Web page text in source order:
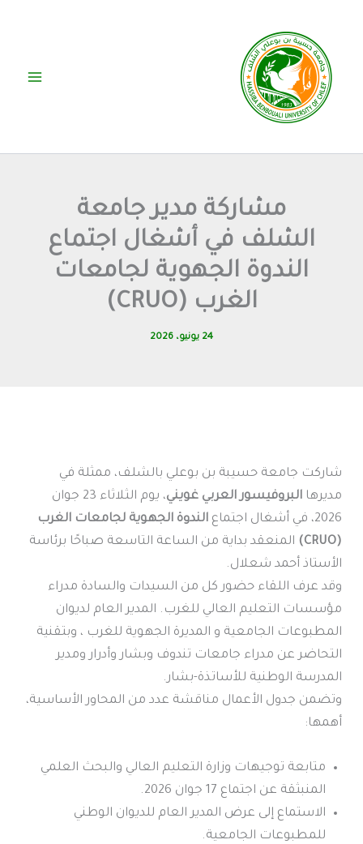
المحتوى
مشاركة مدير جامعة
الشلف في أشغال اجتماع
الندوة الجهوية لجامعات
الغرب (CRUO)
24 يونيو، 2026
شاركت جامعة حسيبة بن بوعلي بالشلف، ممثلة في
مديرهاالبروفيسور العربي غويني
، يوم الثلاثاء 23 جوان
2026، في أشغال اجتماع
الندوة الجهوية لجامعات الغرب
(CRUO)
المنعقد بداية من الساعة التاسعة صباحًا برئاسة
الأستاذ أحمد شعلال.
وقد عرف اللقاء حضور كل من السيدات والسادة مدراء
مؤسسات التعليم العالي للغرب. المدير العام لديوان
المطبوعات الجامعية و المديرة الجهوية للغرب ، وبتقنية
التحاضر عن مدراء جامعات تندوف وبشار وأدرار ومدير
المدرسة الوطنية للأساتذة-بشار.
وتضمن جدول الأعمال مناقشة عدد من المحاور الأساسية،
أهمها:
متابعة توجيهات وزارة التعليم العالي والبحث العلمي
المنبثقة عن اجتماع 17 جوان 2026.
الاستماع إلى عرض المدير العام للديوان الوطني
للمطبوعات الجامعية.